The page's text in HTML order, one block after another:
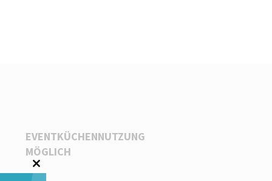
EVENTKÜCHENNUTZUNG
MÖGLICH
Close